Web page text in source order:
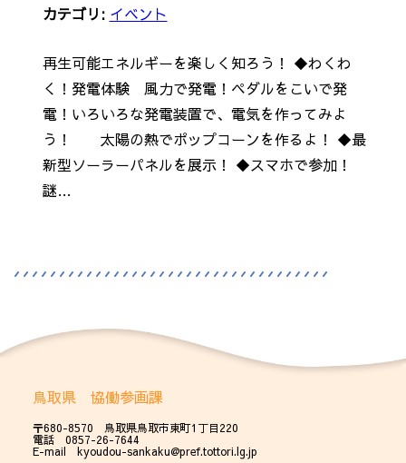
カテゴリ: イベント
再生可能エネルギーを楽しく知ろう！ ◆わくわ
く！発電体験 風力で発電！ペダルをこいで発
電！いろいろな発電装置で、電気を作ってみよ
う！ 太陽の熱でポップコーンを作るよ！ ◆最
新型ソーラーパネルを展示！ ◆スマホで参加！
謎…
鳥取県 協働参画課
〒680-8570 鳥取県鳥取市東町1丁目220
電話 0857-26-7644
E-mail kyoudou-sankaku@pref.tottori.lg.jp